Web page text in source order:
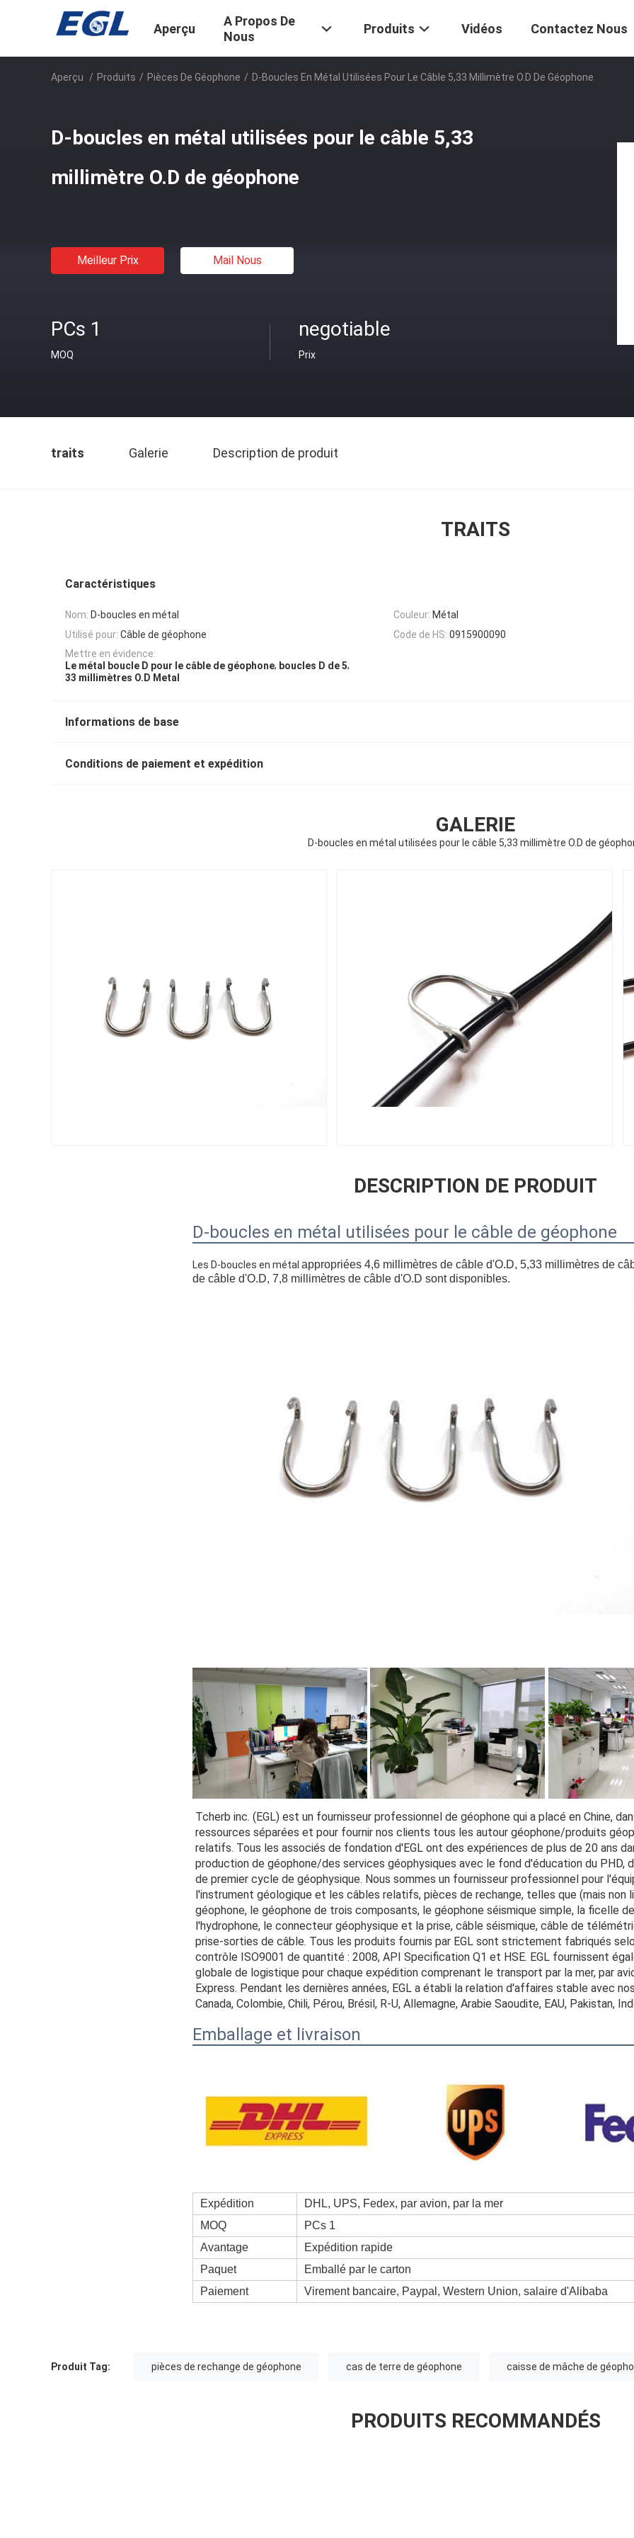
Aperçu
A Propos De
Nous
Produits Vidéos Contactez Nous
Aperçu / Produits / Pièces De Géophone / D-Boucles En Métal Utilisées Pour Le Câble 5,33 Millimètre O.D De Géophone
D-boucles en métal utilisées pour le câble 5,33
millimètre O.D de géophone
Meilleur Prix Mail Nous
PCs 1
MOQ
negotiable
Prix
traits Galerie Description de produit
TRAITS
Caractéristiques
Nom: D-boucles en métal Couleur: Métal
Utilisé pour: Câble de géophone Code de HS: 0915900090
Mettre en évidence:
Le métal boucle D pour le câble de géophone, boucles D de 5,
33 millimètres O.D Metal
Informations de base
Conditions de paiement et expédition
GALERIE
D-boucles en métal utilisées pour le câble 5,33 millimètre O.D de
DESCRIPTION DE PRODUIT
D-boucles en métal utilisées pour le câble de géophone
Les D-boucles en métal appropriées 4,6 millimètres de câble d'O.D, 5,33 millimètres de
de câble d'O.D, 7,8 millimètres de câble d'O.D sont disponibles.
Tcherb inc. (EGL) est un fournisseur professionnel de géophone qui a placé en Chine,
ressources séparées et pour fournir nos clients tous les autour géophone/produits
relatifs. Tous les associés de fondation d'EGL ont des expériences de plus de 20 ans
production de géophone/des services géophysiques avec le fond d'éducation du PHD,
de premier cycle de géophysique. Nous sommes un fournisseur professionnel pour
l'instrument géologique et les câbles relatifs, pièces de rechange, telles que (mais non
géophone, le géophone de trois composants, le géophone séismique simple, la ficelle
l'hydrophone, le connecteur géophysique et la prise, câble séismique, câble de
prise-sorties de câble. Tous les produits fournis par EGL sont strictement fabriqués
contrôle ISO9001 de quantité : 2008, API Specification Q1 et HSE. EGL fournissent
globale de logistique pour chaque expédition comprenant le transport par la mer, par
Express. Pendant les dernières années, EGL a établi la relation d'affaires stable avec
Canada, Colombie, Chili, Pérou, Brésil, R-U, Allemagne, Arabie Saoudite, EAU, Pakistan,
Emballage et livraison
Expédition
DHL, UPS, Fedex, par avion, par la mer
MOQ
PCs 1
Avantage
Expédition rapide
Paquet
Emballé par le carton
Paiement
Virement bancaire, Paypal, Western Union, salaire d'Alibaba
Produit Tag: pièces de rechange de géophone cas de terre de géophone caisse de mâche de
PRODUITS RECOMMANDÉS